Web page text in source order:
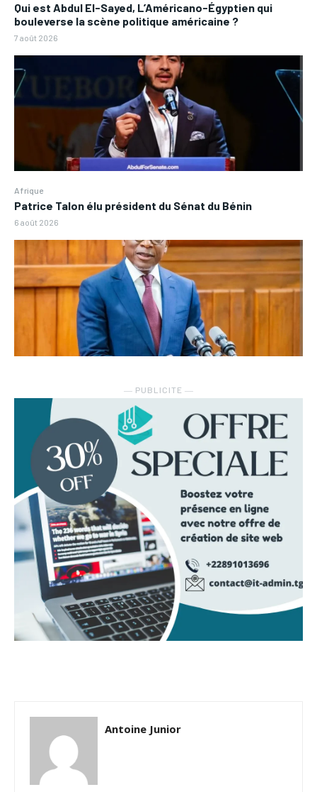
Qui est Abdul El-Sayed, L’Américano-Égyptien qui
bouleverse la scène politique américaine ?
7 août 2026
Afrique
Patrice Talon élu président du Sénat du Bénin
6 août 2026
― PUBLICITE ―
Antoine Junior